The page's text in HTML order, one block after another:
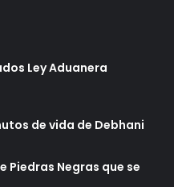
Ley Aduanera
de vida de Debhani
Piedras Negras que se